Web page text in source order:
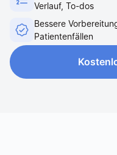
Verlauf, To-dos
Bessere
Patientenfällen